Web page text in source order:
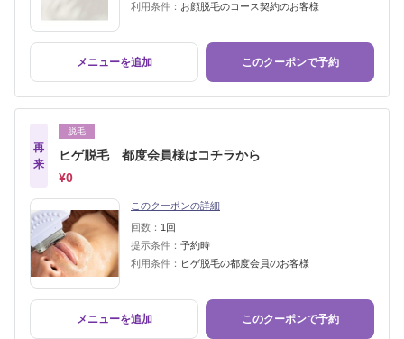
利用条件： お顔脱毛のコース契約のお客様
メニューを追加 このクーポンで予約
再
来
脱毛
ヒゲ脱毛 都度会員様はコチラから
¥0
このクーポンの詳細
回数： 1回
提示条件： 予約時
利用条件： ヒゲ脱毛の都度会員のお客様
メニューを追加 このクーポンで予約